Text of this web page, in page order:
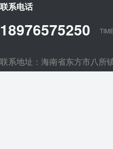
联系电话
18976575250
联系地址：海南省东方市八所